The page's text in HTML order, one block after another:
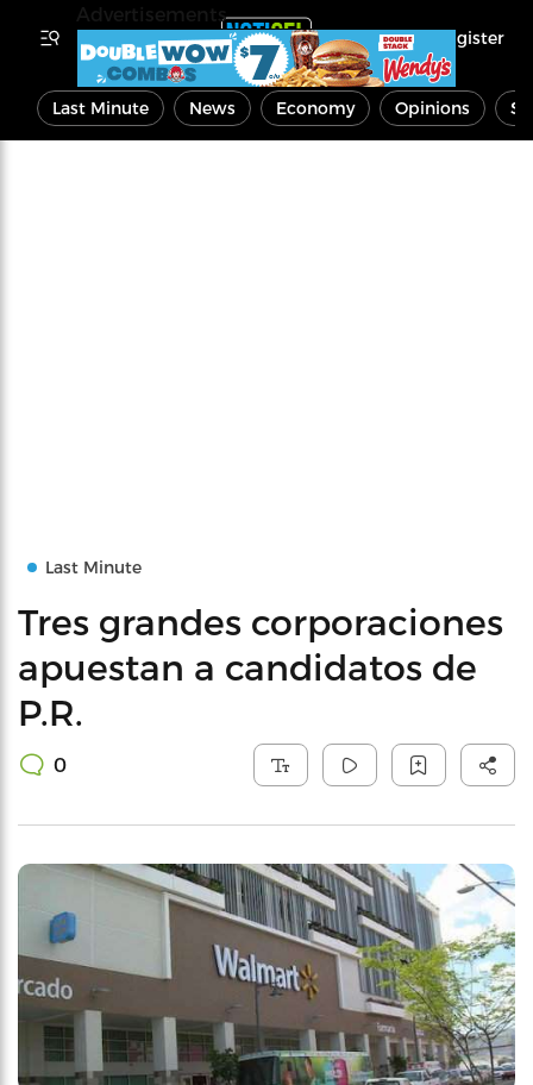
Register
Last Minute News Economy Opinions
Last Minute
Tres grandes corporaciones
apuestan a candidatos de
P.R.
0
Advertisements